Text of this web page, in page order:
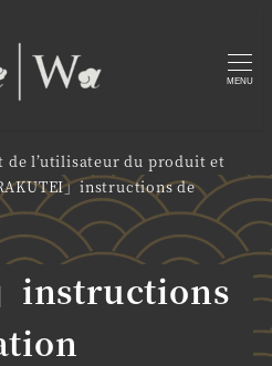
MENU
de l’utilisateur du produit et
」instructions de
instructions